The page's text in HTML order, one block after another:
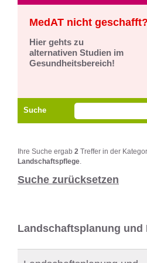
MedAT nicht geschafft?
Hier gehts zu
alternativen Studien im
Gesundheitsbereich!
Suche
Ihre Suche ergab 2 Treffer in der
Landschaftspflege
Suche zurücksetzen
Landschaftsplanung